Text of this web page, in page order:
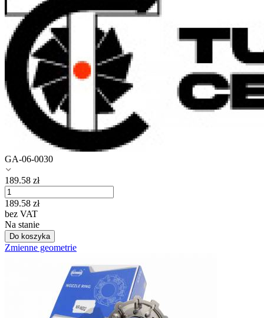
GA-06-0030
189.58 zł
189.58 zł
bez VAT
Na stanie
Do koszyka
Zmienne geometrie